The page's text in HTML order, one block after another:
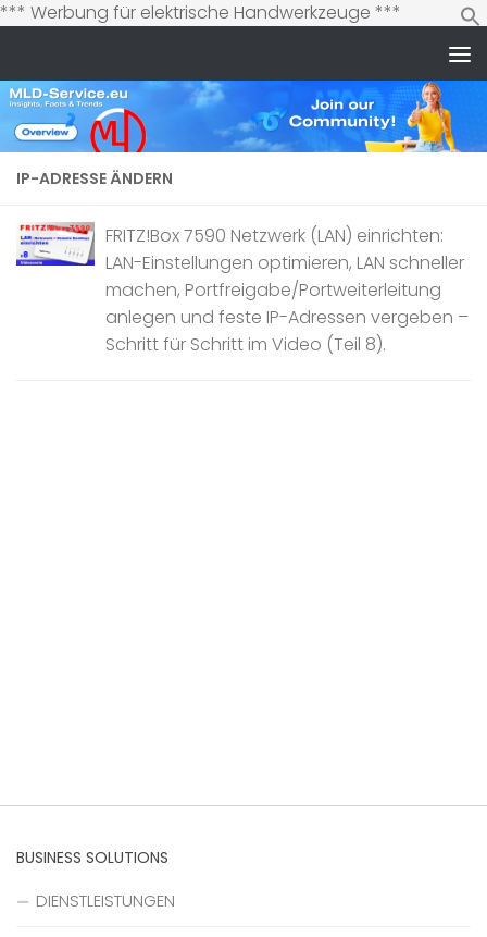
*** Werbung für elektrische Handwerkzeuge ***
Inhalt
IP-ADRESSE ÄNDERN
FRITZ!Box 7590 Netzwerk (LAN) einrichten:
LAN-Einstellungen optimieren, LAN schneller
machen, Portfreigabe/Portweiterleitung
anlegen und feste IP-Adressen vergeben –
Schritt für Schritt im Video (Teil 8).
BUSINESS SOLUTIONS
DIENSTLEISTUNGEN